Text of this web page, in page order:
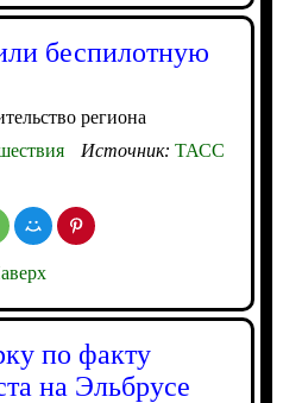
беспилотную
региона
Источник: ТАСС
по факту
на Эльбрусе